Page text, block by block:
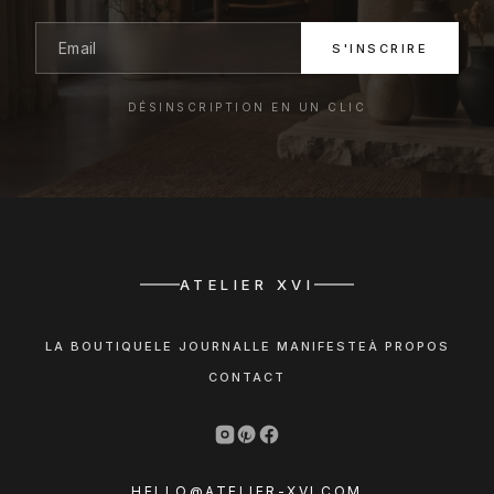
S'INSCRIRE
DÉSINSCRIPTION EN UN CLIC
ATELIER XVI
LA BOUTIQUE LE JOURNALLE MANIFESTE À PROPOS
CONTACT